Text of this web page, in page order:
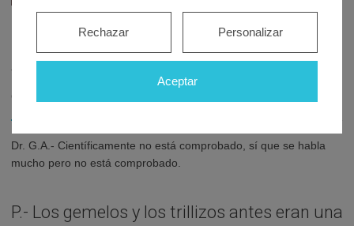
P. Esas cosas que se dicen, que si has
tenido abuelos gemelos vas a tener
Dr. G.A.- Científicamente no está comprobado, sí que se habla
mucho pero no está comprobado.
P.- Los gemelos y los trillizos antes eran una
Aceptar
Rechazar Personalizar